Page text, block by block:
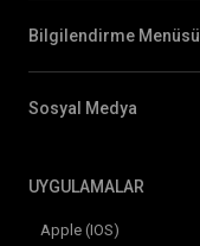
Bilgilendirme Menüsü
Sosyal Medya
UYGULAMALAR
Apple (IOS)